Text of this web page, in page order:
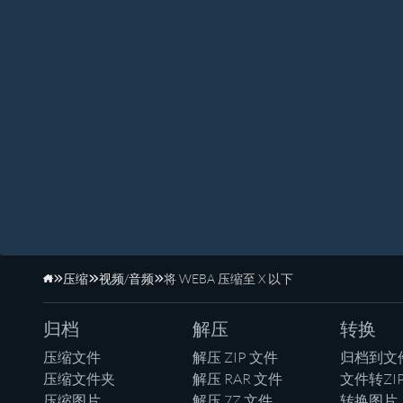
主页
压缩 视频/音频 将 WEBA 压缩至 X 以下
归档
压缩文件
压缩文件夹
解压
解压 ZIP 文件
解压 RAR 文件
转换
归档到文
文件转